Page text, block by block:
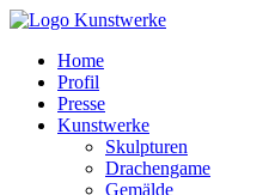
Home
Profil
Presse
Kunstwerke
Skulpturen
Drachengame
Gemälde